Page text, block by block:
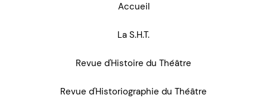
Accueil
La S.H.T.
Revue d'Histoire du Théâtre
Revue d'Historiographie du Théâtre